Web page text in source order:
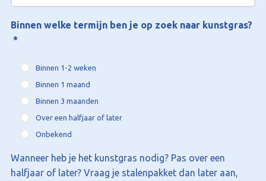
Binnen welke termijn ben je op zoek naar kunstgras?
*
Binnen 1-2 weken
Binnen 1 maand
Binnen 3 maanden
Over een halfjaar of later
Onbekend
Wanneer heb je het kunstgras nodig? Pas over een
halfjaar of later? Vraag je stalenpakket dan later aan,